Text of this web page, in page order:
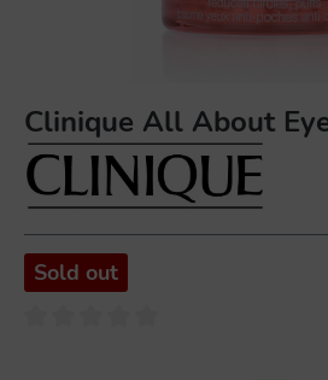
Clinique All About
Sold out